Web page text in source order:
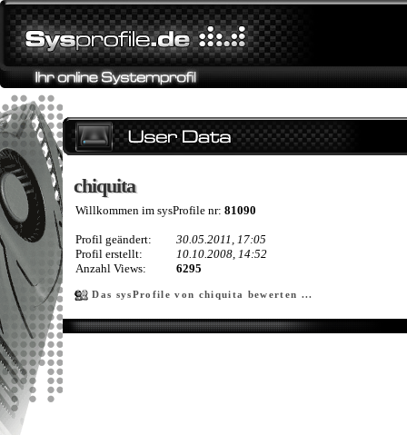
chiquita
chiquita
Willkommen im sysProfile nr: 81090
Profil geändert:
30.05.2011, 17:05
Profil erstellt:
10.10.2008, 14:52
Anzahl Views:
6295
Das sysProfile von chiquita bewerten ...